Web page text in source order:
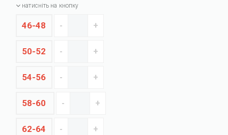
натисніть на кнопку
46-48
50-52
54-56
58-60
62-64